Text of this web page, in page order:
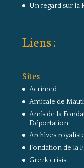
Un regard sur la
Liens :
Sites
Acrimed
Amicale de
Amis de la
Déportation
Archives
Fondation de la
Greek crisis